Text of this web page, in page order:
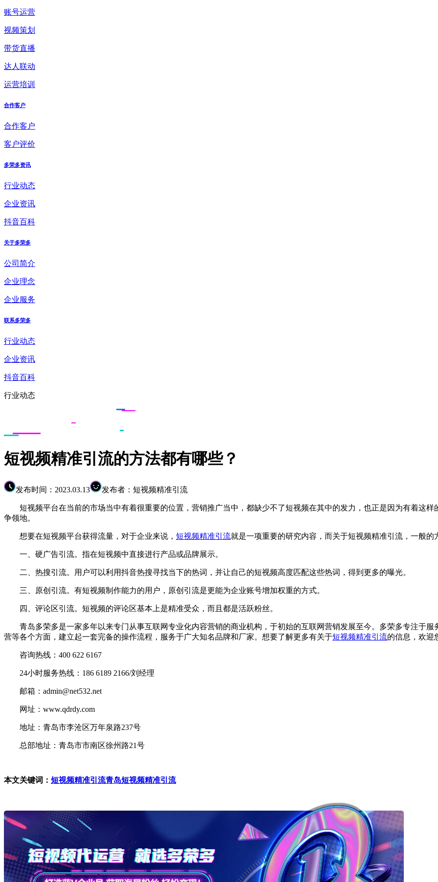
账号运营
视频策划
带货直播
达人联动
运营培训
合作客户
合作客户
客户评价
多荣多资讯
行业动态
企业资讯
抖音百科
关于多荣多
公司简介
企业理念
企业服务
联系多荣多
行业动态
企业资讯
抖音百科
行业动态
短视频精准引流的方法都有哪些？
发布时间：2023.03.13 发布者：短视频精准引流
短视频平台在当前的市场当中有着很重要的位置，营销推广当中，都缺少不了短视频在其中的发力，也正是因为有着这样
争领地。
想要在短视频平台获得流量，对于企业来说， 短视频精准引流就是一项重要的研究内容，而关于短视频精准引流，一般的
一、硬广告引流。指在短视频中直接进行产品或品牌展示。
二、热搜引流。用户可以利用抖音热搜寻找当下的热词，并让自己的短视频高度匹配这些热词，得到更多的曝光。
三、原创引流。有短视频制作能力的用户，原创引流是更能为企业账号增加权重的方式。
四、评论区引流。短视频的评论区基本上是精准受众，而且都是活跃粉丝。
青岛多荣多是一家多年以来专门从事互联网专业化内容营销的商业机构，于初始的互联网营销发展至今。多荣多专注于服
营等各个方面，建立起一套完备的操作流程，服务于广大知名品牌和厂家。想要了解更多有关于短视频精准引流的信息，欢迎
咨询热线：400 622 6167
24小时服务热线：186 6189 2166/刘经理
邮箱：admin@net532.net
网址：www.qdrdy.com
地址：青岛市李沧区万年泉路237号
总部地址：青岛市市南区徐州路21号
本文关键词： 短视频精准引流青岛短视频精准引流